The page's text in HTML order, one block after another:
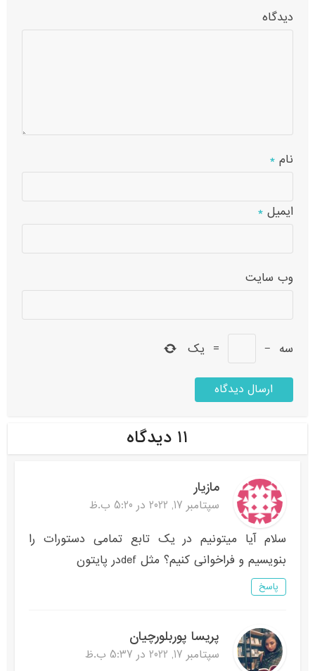
دیدگاه
نام*
ایمیل*
وب‌ سایت
سه −
= یک
۱۱ دیدگاه
مازیار
سپتامبر 17, 2022 در 5:20 ب.ظ
سلام آیا میتونیم در یک تابع تمامی دستورات را
بنویسیم و فراخوانی کنیم؟ مثل defدر پایتون
پاسخ
پریسا پوربلورچیان
سپتامبر 17, 2022 در 5:37 ب.ظ